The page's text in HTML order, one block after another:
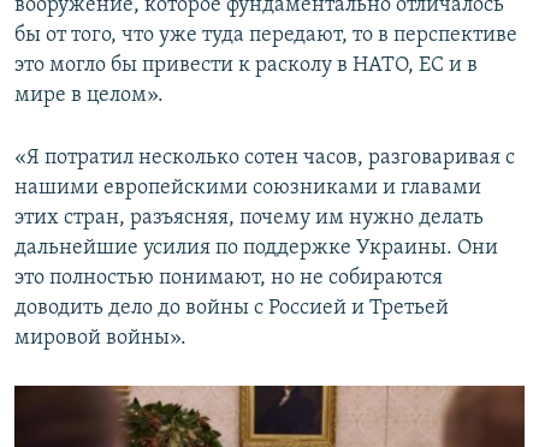
вооружение, которое фундаментально отличалось
бы от того, что уже туда передают, то в перспективе
это могло бы привести к расколу в НАТО, ЕС и в
мире в целом».
«Я потратил несколько сотен часов, разговаривая с
нашими европейскими союзниками и главами
этих стран, разъясняя, почему им нужно делать
дальнейшие усилия по поддержке Украины. Они
это полностью понимают, но не собираются
доводить дело до войны с Россией и Третьей
мировой войны».